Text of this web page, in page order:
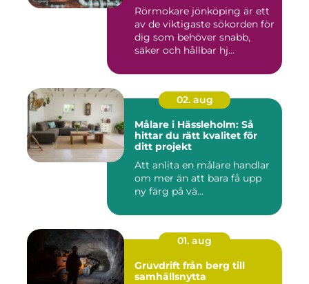
Rörmokare jönköping är ett
av de viktigaste sökorden för
dig som behöver snabb,
säker och hållbar hj...
02. aug
Målare i Hässleholm: Så
hittar du rätt kvalitet för
ditt projekt
Att anlita en målare handlar
om mer än att bara få upp
ny färg på vä...
01. aug
Gruvdrift från berg till
samhällsnytta